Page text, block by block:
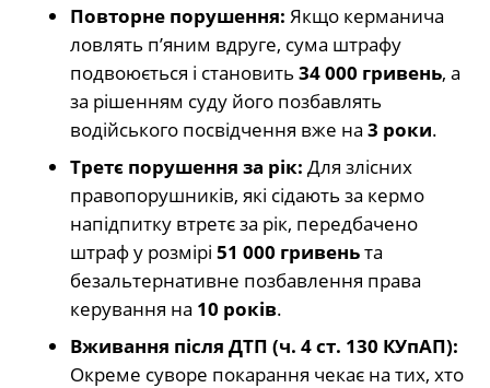
Повторне порушення: Якщо керманича
ловлять п’яним вдруге, сума штрафу
подвоюється і становить 34 000 гривень, а
за рішенням суду його позбавлять
водійського посвідчення вже на 3 роки.
Третє порушення за рік: Для злісних
правопорушників, які сідають за кермо
напідпитку втретє за рік, передбачено
штраф у розмірі 51 000 гривеньта
безальтернативне позбавлення права
керування на 10 років.
Вживання після ДТП (ч. 4 ст. 130 КУпАП):
Окреме суворе покарання чекає на тих, хто